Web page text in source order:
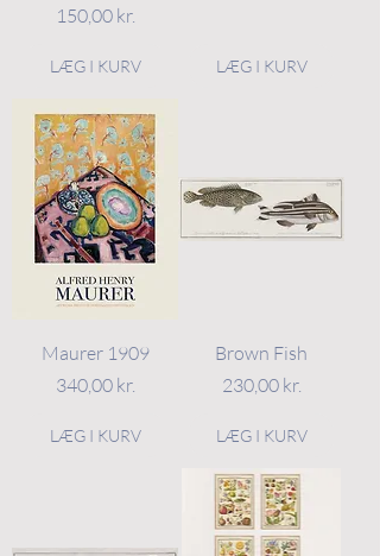
Pris
150,00 kr.
LÆG I KURV LÆG I KURV
Maurer 1909
Pris
340,00 kr.
LÆG I KURV
Brown Fish
Pris
230,00 kr.
LÆG I KURV